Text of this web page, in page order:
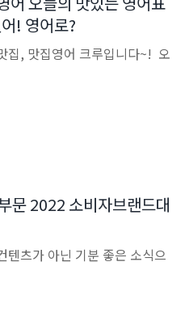
! 영어로?
집, 맛집영어 크루입니다~! ​ 오
문 2022 소비자브랜드대
텐츠가 아닌 기분 좋은 소식으